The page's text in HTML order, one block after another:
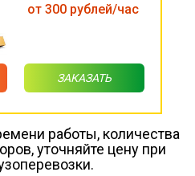
от 300 рублей/час
ЗАКАЗАТЬ
работы, количества
уточняйте цену при